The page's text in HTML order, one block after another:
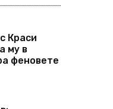
Краси
му в
феновете